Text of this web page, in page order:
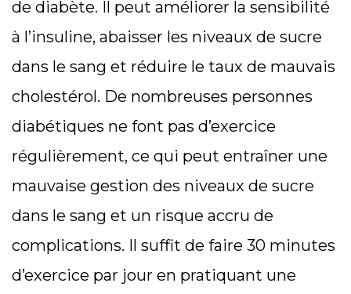
de diabète. Il peut améliorer la sensibilité
à l’insuline, abaisser les niveaux de sucre
dans le sang et réduire le taux de mauvais
cholestérol. De nombreuses personnes
diabétiques ne font pas d’exercice
régulièrement, ce qui peut entraîner une
mauvaise gestion des niveaux de sucre
dans le sang et un risque accru de
complications. Il suffit de faire 30 minutes
d’exercice par jour en pratiquant une